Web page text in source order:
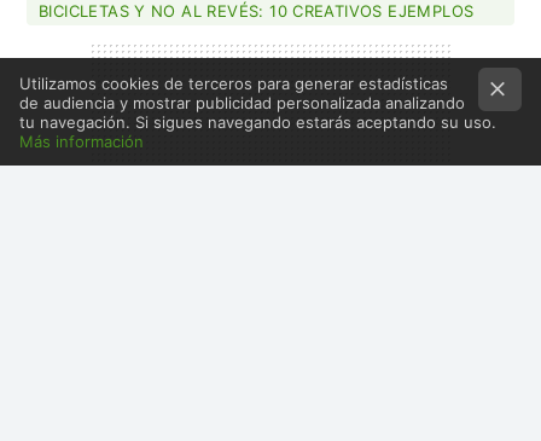
BICICLETAS Y NO AL REVÉS: 10 CREATIVOS EJEMPLOS
Utilizamos cookies de terceros para generar estadísticas
de audiencia y mostrar publicidad personalizada analizando
tu navegación. Si sigues navegando estarás aceptando su uso.
Más información